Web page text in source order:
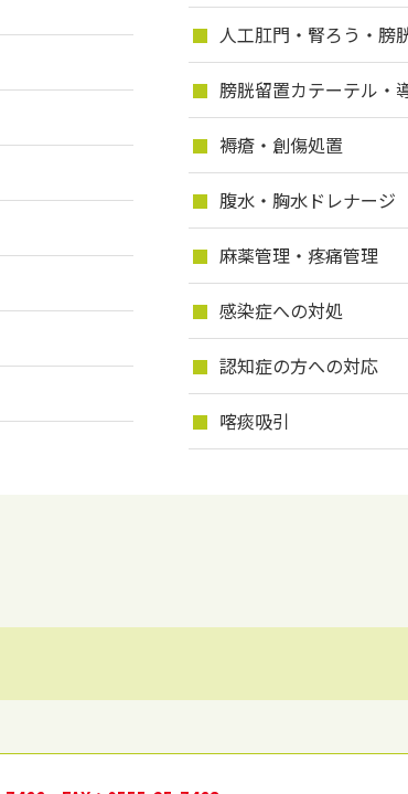
人工肛門・腎ろう・膀
膀胱留置カテーテル・
褥瘡・創傷処置
腹水・胸水ドレナージ
麻薬管理・疼痛管理
感染症への対処
認知症の方への対応
喀痰吸引